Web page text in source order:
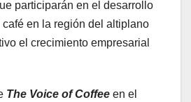
participarán en el desarrollo
en la región del altiplano
el crecimiento empresarial
The Voice of Coffee en el